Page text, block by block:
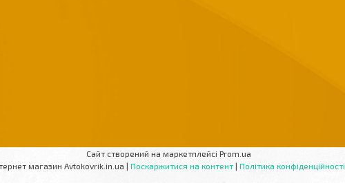
Сайт створений на маркетплейсі Prom.ua
Інтернет магазин Avtokovrik.in.ua | Поскаржитися на контент | Політика конфіденційності